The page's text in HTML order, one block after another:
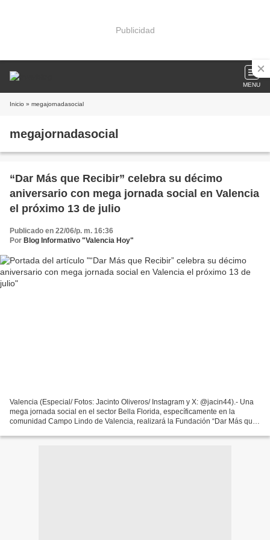
Publicidad
MENU
Inicio » megajornadasocial
megajornadasocial
“Dar Más que Recibir” celebra su décimo
aniversario con mega jornada social en Valencia
el próximo 13 de julio
Publicado en 22/06/p. m. 16:36
Por Blog Informativo "Valencia Hoy"
Valencia (Especial/ Fotos: Jacinto Oliveros/ Instagram y X: @jacin44).- Una
mega jornada social en el sector Bella Florida, específicamente en la
comunidad Campo Lindo de Valencia, realizará la Fundación “Dar Más que